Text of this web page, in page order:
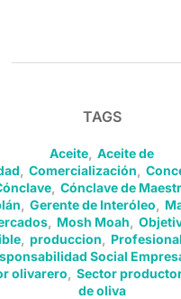
TAGS
Aceite Aceite de
Comercialización
Cónclave de
Gerente de Interóleo
Mosh Moah
, produccion
Social
olivarero Sector productor
de oliva